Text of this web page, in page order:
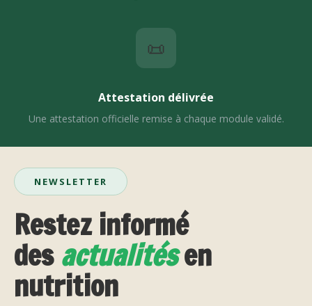
📜
Attestation délivrée
Une attestation officielle remise à chaque module validé.
NEWSLETTER
Restez informé
desactualitésen
nutrition